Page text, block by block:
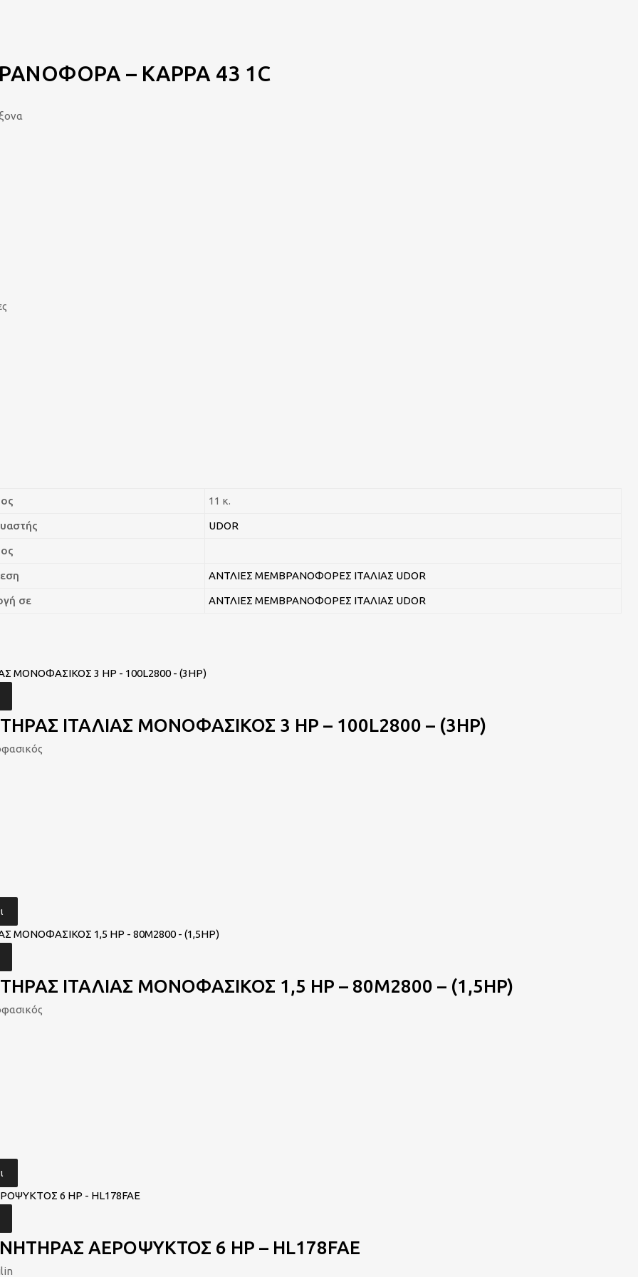
– KAPPA 43 1C
11 κ.
UDOR
ΑΝΤΛΙΕΣ ΜΕΜΒΡΑΝΟΦΟΡΕΣ ΙΤΑΛΙΑΣ UDOR
σε ΑΝΤΛΙΕΣ ΜΕΜΒΡΑΝΟΦΟΡΕΣ ΙΤΑΛΙΑΣ UDOR
ΙΤΑΛΙΑΣ ΜΟΝΟΦΑΣΙΚΟΣ 3 HP – 100L2800 – (3HP)
ΙΤΑΛΙΑΣ ΜΟΝΟΦΑΣΙΚΟΣ 1,5 HP – 80M2800 – (1,5HP)
ΑΕΡΟΨΥΚΤΟΣ 6 HP – HL178FAE